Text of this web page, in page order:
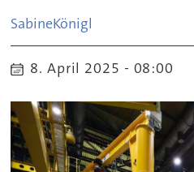
SabineKönigl
8. April 2025 - 08:00